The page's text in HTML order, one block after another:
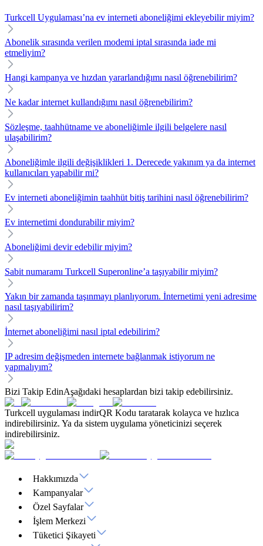
Turkcell Uygulaması’na ev interneti aboneliğimi ekleyebilir miyim?
Abonelik sırasında verilen modemi iptal sırasında iade mi
etmeliyim?
Hangi kampanya ve hızdan yararlandığımı nasıl öğrenebilirim?
Ne kadar internet kullandığımı nasıl öğrenebilirim?
Sözleşme, taahhütname ve aboneliğimle ilgili belgelere nasıl
ulaşabilirim?
Aboneliğimle ilgili değişiklikleri 1. Derecede yakınım ya da internet
kullanıcıları yapabilir mi?
Ev interneti aboneliğimin taahhüt bitiş tarihini nasıl öğrenebilirim?
Ev internetimi dondurabilir miyim?
Aboneliğimi devir edebilir miyim?
Sabit numaramı Turkcell Superonline’a taşıyabilir miyim?
Yakın bir zamanda taşınmayı planlıyorum. İnternetimi yeni adresime
nasıl taşıyabilirim?
İnternet aboneliğimi nasıl iptal edebilirim?
IP adresim değişmeden internete bağlanmak istiyorum ne
yapmalıyım?
Bizi Takip EdinAşağıdaki hesaplardan bizi takip edebilirsiniz.
Turkcell uygulaması indirQR Kodu taratarak kolayca ve hızlıca
indirebilirsiniz. Ya da sistem uygulama yöneticinizi seçerek
indirebilirsiniz.
Hakkımızda
Kampanyalar
Özel Sayfalar
İşlem Merkezi
Tüketici Şikayeti